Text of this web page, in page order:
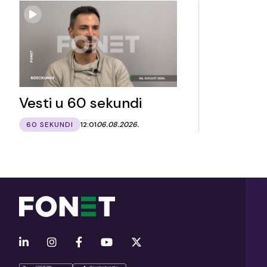
Vesti u 60 sekundi
60 SEKUNDI 12:0106.08.2026.